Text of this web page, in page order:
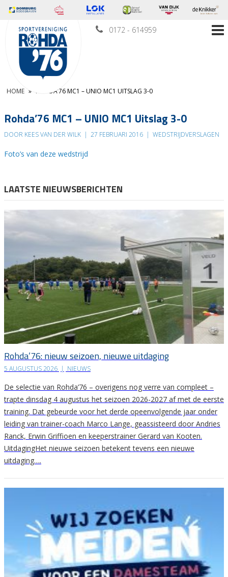
0172 - 614959
HOME » ROHDA’76 MC1 – UNIO MC1 UITSLAG 3-0
Rohda’76 MC1 – UNIO MC1 Uitslag 3-0
DOOR KEES VAN DER WILK | 27 FEBRUARI 2016 | WEDSTRIJDVERSLAGEN
Foto’s van deze wedstrijd
LAATSTE NIEUWSBERICHTEN
Rohda’76: nieuw seizoen, nieuwe uitdaging
5 AUGUSTUS 2026 | NIEUWS
De selectie van Rohda’76 – overigens nog verre van compleet –
trapte dinsdag 4 augustus het seizoen 2026-2027 af met de eerste
training. Dat gebeurde voor het derde opeenvolgende jaar onder
leiding van trainer-coach Marco Lange, geassisteerd door Andries
Ranck, Erwin Griffioen en keeperstrainer Gerard van Kooten.
UitdagingHet nieuwe seizoen betekent tevens een nieuwe
uitdaging….